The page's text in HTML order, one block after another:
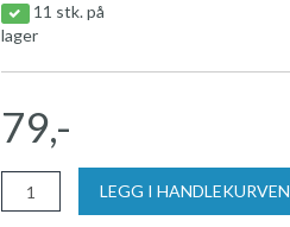
11 stk. på
lager
79,-
LEGG I HANDLEKURVEN